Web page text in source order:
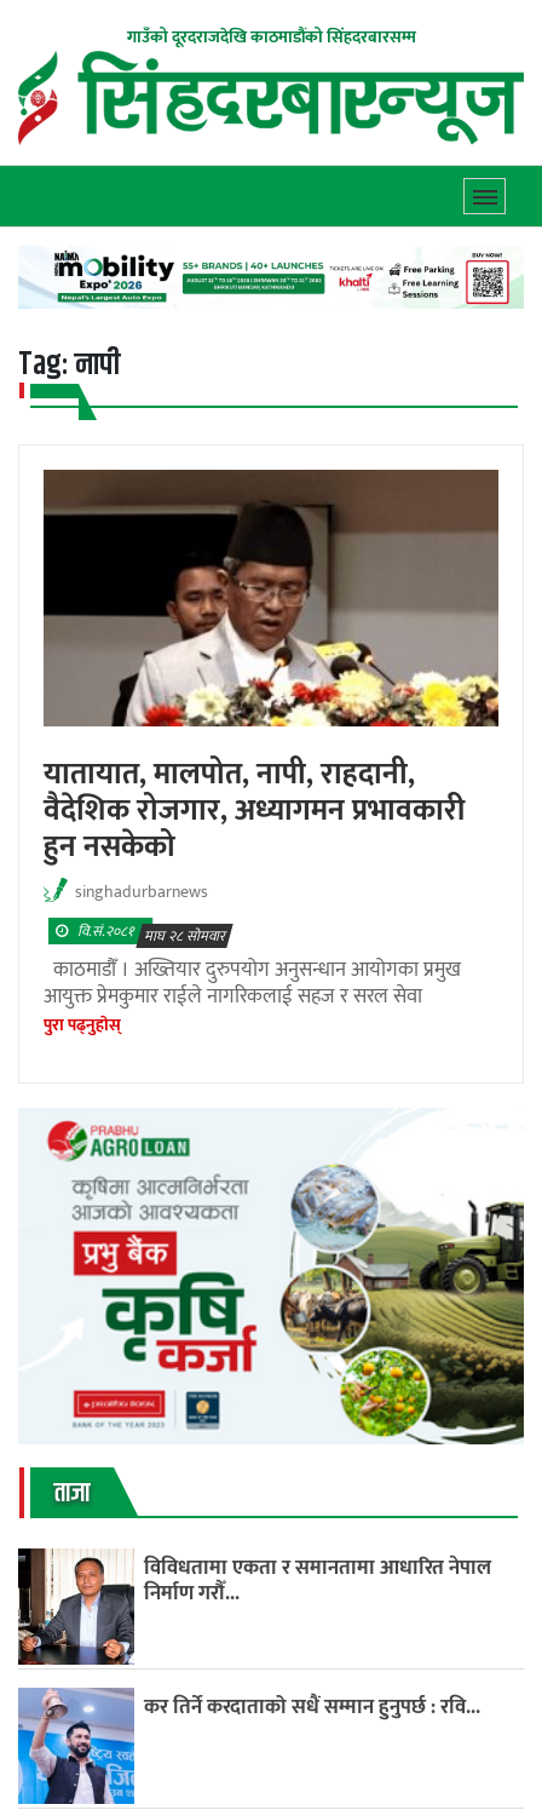
गाउँको दूरदराजदेखि काठमाडौंको सिंहदरबारसम्म
Tag:नापी
यातायात, मालपोत, नापी, राहदानी,
वैदेशिक रोजगार, अध्यागमन प्रभावकारी
हुन नसकेको
singhadurbarnews
वि.सं.२०८१ माघ २८ सोमवार
काठमाडौँ । अख्तियार दुरुपयोग अनुसन्धान आयोगका प्रमुख
आयुक्त प्रेमकुमार राईले नागरिकलाई सहज र सरल सेवा
पुरा पढ्नुहाेस्
ताजा
विविधतामा एकता र समानतामा आधारित नेपाल
निर्माण गरौँ...
कर तिर्ने करदाताको सधैं सम्मान हुनुपर्छ : रवि...